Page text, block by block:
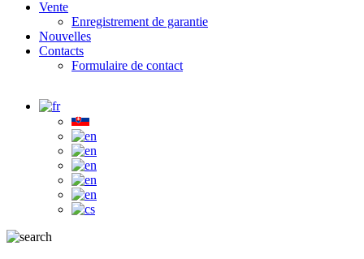
Vente
Enregistrement de garantie
Nouvelles
Contacts
Formulaire de contact